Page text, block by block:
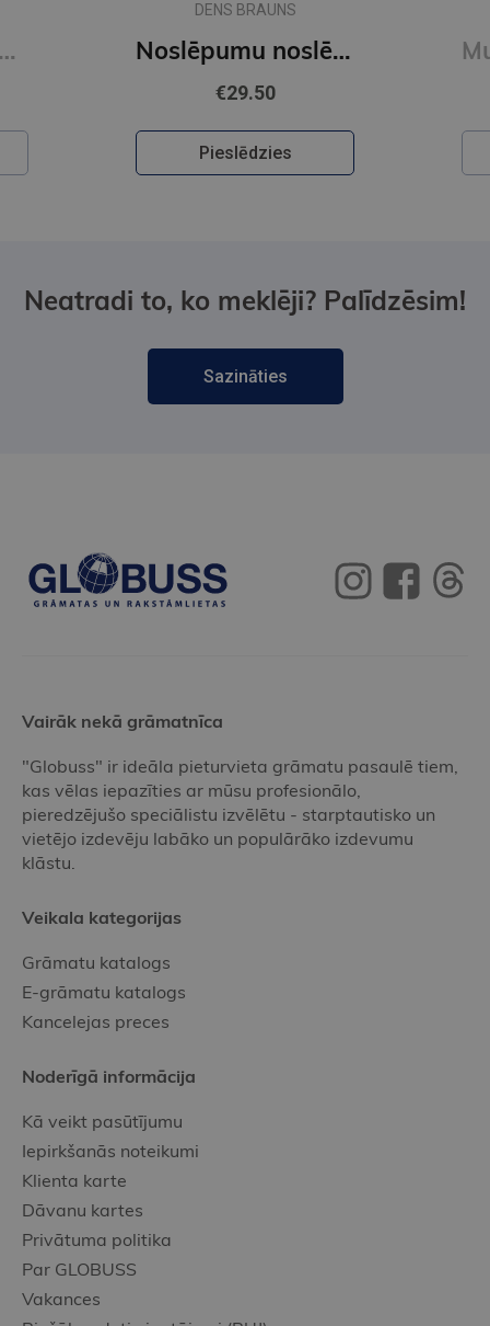
vārdi. Vakara detektīvs
DENS BRAUNS
Noslēpumu noslēpums (e-grāmata)
€29.50
Pieslēdzies
Neatradi to, ko meklēji? Palīdzēsim!
Sazināties
Vairāk nekā grāmatnīca
"Globuss" ir ideāla pieturvieta grāmatu pasaulē tiem,
kas vēlas iepazīties ar mūsu profesionālo,
pieredzējušo speciālistu izvēlētu - starptautisko un
vietējo izdevēju labāko un populārāko izdevumu
klāstu.
Veikala kategorijas
Grāmatu katalogs
E-grāmatu katalogs
Kancelejas preces
Noderīgā informācija
Kā veikt pasūtījumu
Iepirkšanās noteikumi
Klienta karte
Dāvanu kartes
Privātuma politika
Par GLOBUSS
Vakances